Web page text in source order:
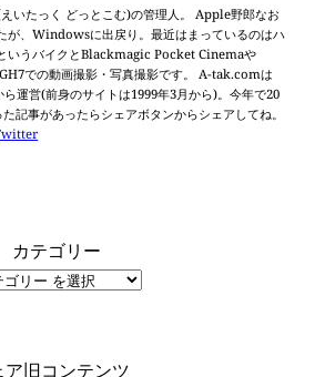
いたっく どっとこむ)の管理人。 Apple野郎なお
が、Windowsに出戻り。最近はまっているのはハ
いうバイクとBlackmagic Pocket Cinemaや
での動画撮影・写真撮影です。 A-tak.comは
ら運営(前身のサイトは1999年3月から)。今年で20
記事があったらシェアボタンからシェアしてね。
カテゴリー
ア旧コンテンツ